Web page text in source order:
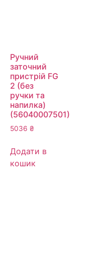
Ручний
заточний
пристрій FG
2 (без
ручки та
напилка)
(56040007501)
5036 ₴
Додати в
кошик